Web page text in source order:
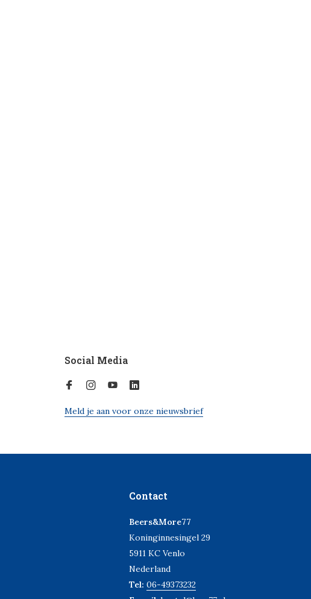
Social Media
Meld je aan voor onze nieuwsbrief
Contact
Beers&More77
Koninginnesingel 29
5911 KC Venlo
Nederland
Tel: 06-49373232